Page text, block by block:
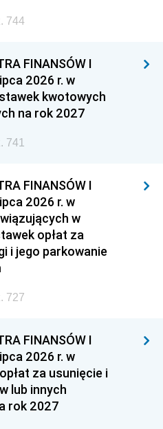
744
FINANSÓW I
2026 r. w
kwotowych
na rok 2027
741
FINANSÓW I
2026 r. w
w
opłat za
i jego parkowanie
727
FINANSÓW I
2026 r. w
za usunięcie i
lub innych
rok 2027